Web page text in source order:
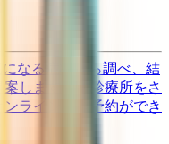
になる症状から調べ、結
します
歯科診療所をさ
ライン診療予約ができ